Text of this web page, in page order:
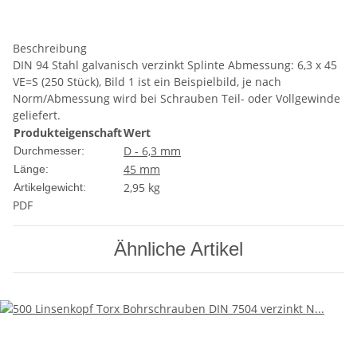
Beschreibung
DIN 94 Stahl galvanisch verzinkt Splinte Abmessung: 6,3 x 45
VE=S (250 Stück), Bild 1 ist ein Beispielbild, je nach
Norm/Abmessung wird bei Schrauben Teil- oder Vollgewinde
geliefert.
ProdukteigenschaftWert
Durchmesser: D - 6,3 mm
Länge: 45 mm
Artikelgewicht: 2,95 kg
PDF
Ähnliche Artikel